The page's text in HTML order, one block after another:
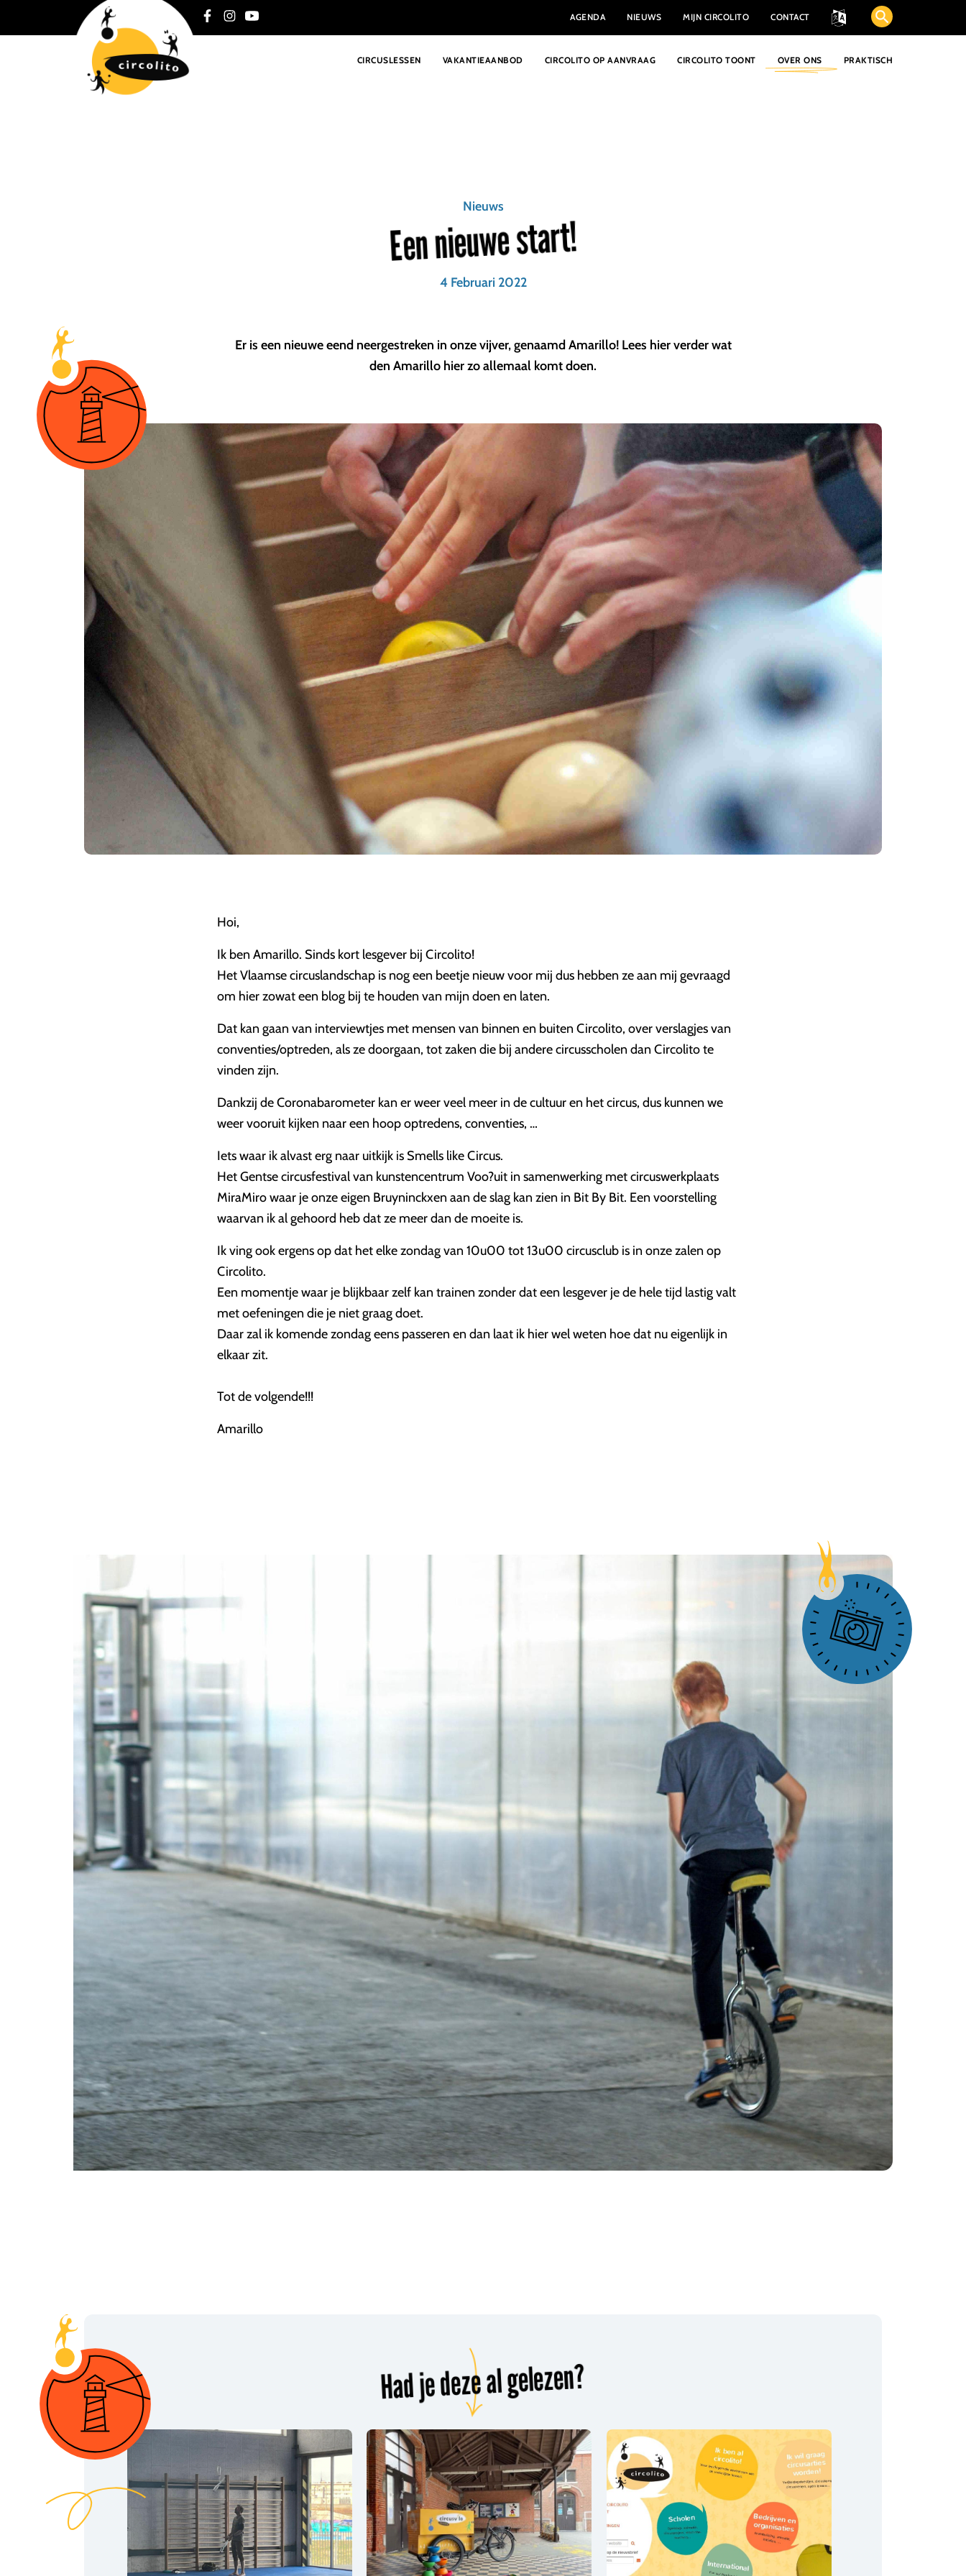
AGENDA NIEUWS MIJN CIRCOLITO CONTACT
CIRCUSLESSEN VAKANTIEAANBOD CIRCOLITO OP AANVRAAG CIRCOLITO TOONT OVER ONS PRAKTISCH
Nieuws
Een nieuwe start!
4 Februari 2022
Er is een nieuwe eend neergestreken in onze vijver, genaamd Amarillo! Lees hier verder wat
den Amarillo hier zo allemaal komt doen.
Hoi,
Ik ben Amarillo. Sinds kort lesgever bij Circolito!
Het Vlaamse circuslandschap is nog een beetje nieuw voor mij dus hebben ze aan mij gevraagd
om hier zowat een blog bij te houden van mijn doen en laten.
Dat kan gaan van interviewtjes met mensen van binnen en buiten Circolito, over verslagjes van
conventies/optreden, als ze doorgaan, tot zaken die bij andere circusscholen dan Circolito te
vinden zijn.
Dankzij de Coronabarometer kan er weer veel meer in de cultuur en het circus, dus kunnen we
weer vooruit kijken naar een hoop optredens, conventies, …
Iets waar ik alvast erg naar uitkijk is Smells like Circus.
Het Gentse circusfestival van kunstencentrum Voo?uit in samenwerking met circuswerkplaats
MiraMiro waar je onze eigen Bruyninckxen aan de slag kan zien in Bit By Bit. Een voorstelling
waarvan ik al gehoord heb dat ze meer dan de moeite is.
Ik ving ook ergens op dat het elke zondag van 10u00 tot 13u00 circusclub is in onze zalen op
Circolito.
Een momentje waar je blijkbaar zelf kan trainen zonder dat een lesgever je de hele tijd lastig valt
met oefeningen die je niet graag doet.
Daar zal ik komende zondag eens passeren en dan laat ik hier wel weten hoe dat nu eigenlijk in
elkaar zit.
Tot de volgende!!!
Amarillo
Had je deze al gelezen?